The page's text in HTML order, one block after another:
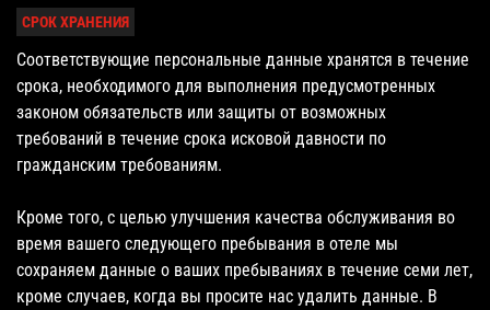
СРОК ХРАНЕНИЯ
Соответствующие персональные данные хранятся в течение
срока, необходимого для выполнения предусмотренных
законом обязательств или защиты от возможных
требований в течение срока исковой давности по
гражданским требованиям.
Кроме того, с целью улучшения качества обслуживания во
время вашего следующего пребывания в отеле мы
сохраняем данные о ваших пребываниях в течение семи лет,
кроме случаев, когда вы просите нас удалить данные. В